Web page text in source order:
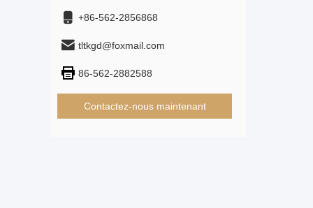
+86-562-2856868
tltkgd@foxmail.com
86-562-2882588
Contactez-nous maintenant